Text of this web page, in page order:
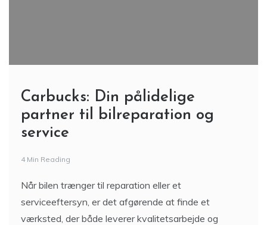
Carbucks: Din pålidelige
partner til bilreparation og
service
4 Min Reading
Når bilen trænger til reparation eller et
serviceeftersyn, er det afgørende at finde et
værksted, der både leverer kvalitetsarbejde og